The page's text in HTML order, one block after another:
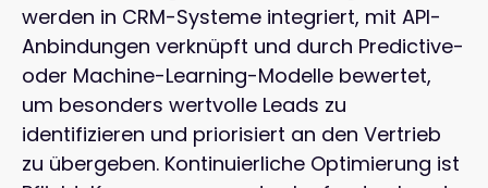
werden in CRM-Systeme integriert, mit API-
Anbindungen verknüpft und durch Predictive-
oder Machine-Learning-Modelle bewertet,
um besonders wertvolle Leads zu
identifizieren und priorisiert an den Vertrieb
zu übergeben. Kontinuierliche Optimierung ist